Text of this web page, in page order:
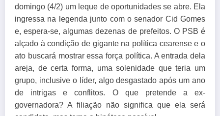
domingo (4/2) um leque de oportunidades se abre. Ela
ingressa na legenda junto com o senador Cid Gomes
e, espera-se, algumas dezenas de prefeitos. O PSB é
alçado à condição de gigante na política cearense e o
ato buscará mostrar essa força política. A entrada dela
areja, de certa forma, uma solenidade que teria um
grupo, inclusive o líder, algo desgastado após um ano
de intrigas e conflitos. O que pretende a ex-
governadora? A filiação não significa que ela será